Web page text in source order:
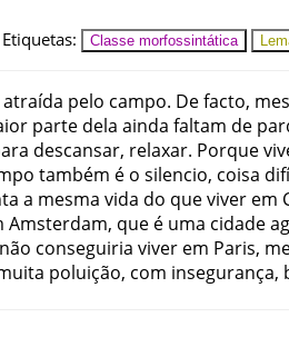
Etiquetas: Classe morfossintática
atraída pelo campo. Defacto,
parte dela ainda faltam de
descansar, relaxar. Porque
também é o silencio, coisa
a mesma vida do queviver em
Amsterdam, que é uma cidade
não conseguiria viver em Paris,
poluição, com insegurança,